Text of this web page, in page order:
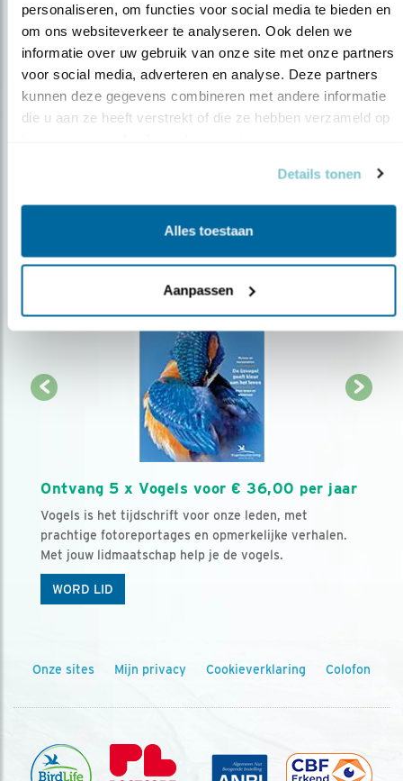
personaliseren, om functies voor social media te bieden en
om ons websiteverkeer te analyseren. Ook delen we
informatie over uw gebruik van onze site met onze partners
voor social media, adverteren en analyse. Deze partners
kunnen deze gegevens combineren met andere informatie
die u aan ze heeft verstrekt of die ze hebben verzameld op
Details tonen
Alles toestaan
Aanpassen
Op de hoogte blijven?
over vogels en activiteiten van Vogelbescherming.
AANMELDEN VOGELNIEUWS
Ontvang 5 x Vogels voor € 36,00 per jaar
Vogels is het tijdschrift voor onze leden, met
prachtige fotoreportages en opmerkelijke verhalen.
Met jouw lidmaatschap help je de vogels.
WORD LID
Onze sites Mijn privacy Cookieverklaring Colofon